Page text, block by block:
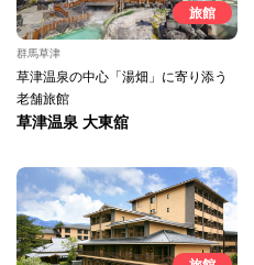
旅館
群馬草津
草津温泉の中心「湯畑」に寄り添う
老舗旅館
草津温泉 大東舘